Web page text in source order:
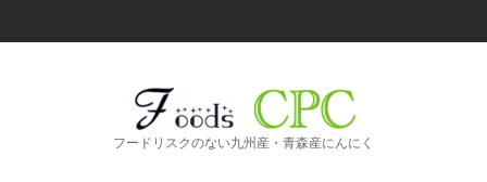
フードリスクのない九州産・青森産にんにく